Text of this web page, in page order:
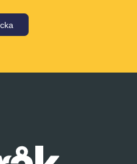
är alla
än något annat, och
av andra. De är
att arabiska